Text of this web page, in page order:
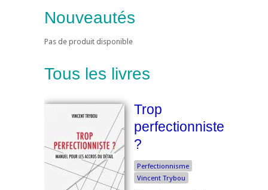
Nouveautés
Pas de produit disponible
Tous les livres
Trop
perfectionniste
?
Perfectionnisme
Vincent Trybou